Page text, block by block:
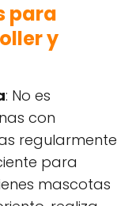
para
y
: No es
con
regularmente
para
mascotas